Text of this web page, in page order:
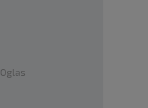
Oglas